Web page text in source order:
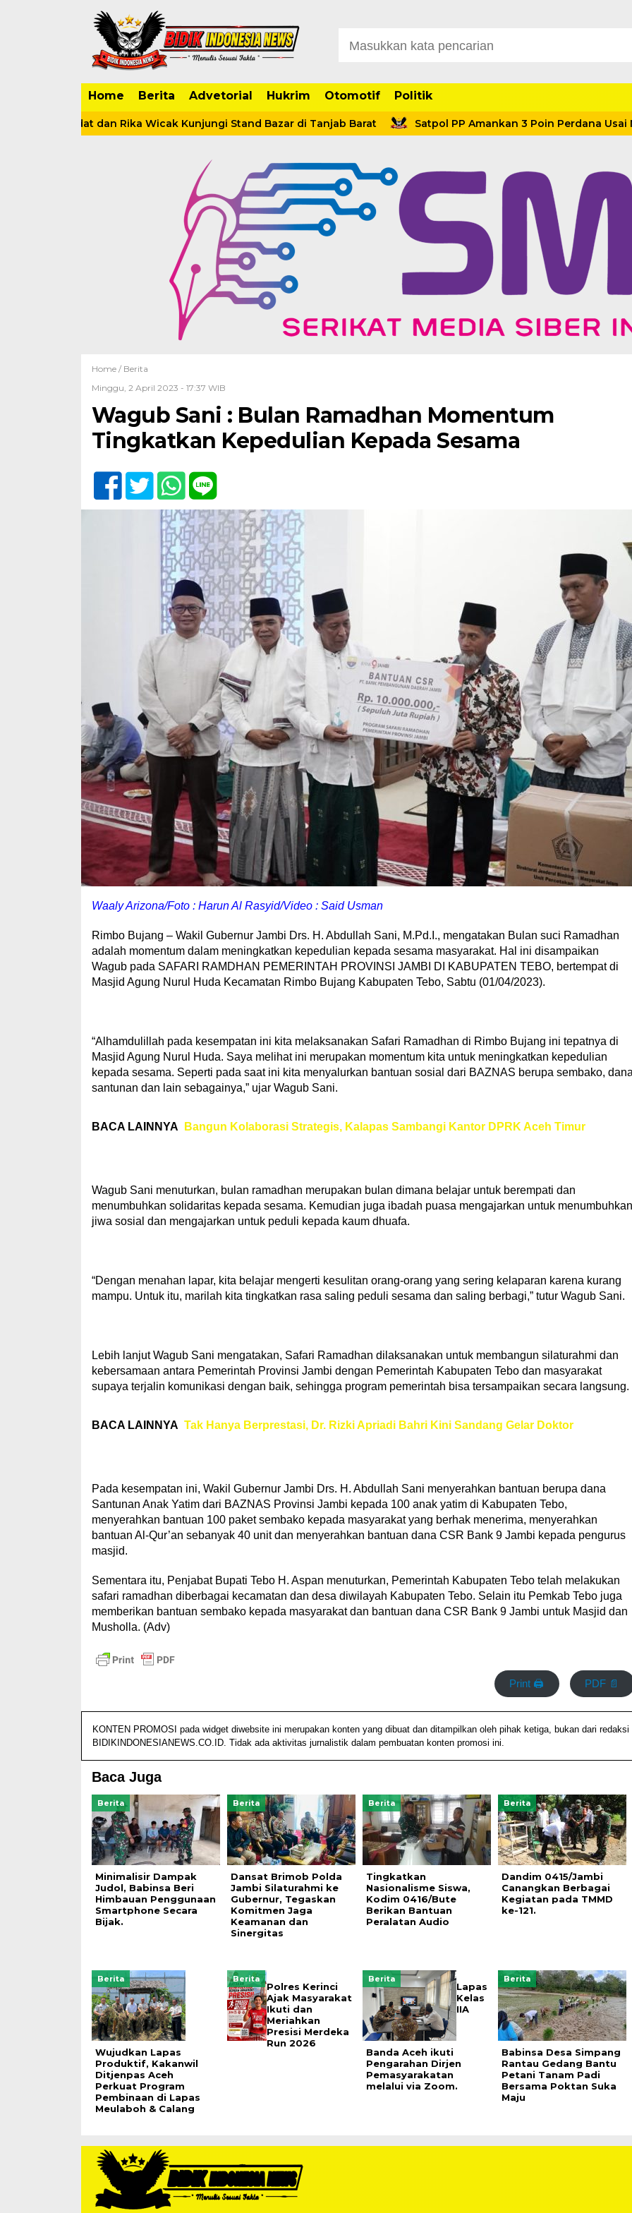
Home Berita Advetorial Hukrim Otomotif Politik
Sadat dan Rika Wicak Kunjungi Stand Bazar di Tanjab Barat Satpol PP Amankan 3 Poin Perdana Usai
Home / Berita
Minggu, 2 April 2023 - 17:37 WIB
Wagub Sani : Bulan Ramadhan Momentum
Tingkatkan Kepedulian Kepada Sesama
Waaly Arizona/Foto : Harun Al Rasyid/Video : Said Usman
Rimbo Bujang – Wakil Gubernur Jambi Drs. H. Abdullah Sani, M.Pd.I., mengatakan Bulan suci Ramadhan
adalah momentum dalam meningkatkan kepedulian kepada sesama masyarakat. Hal ini disampaikan
Wagub pada SAFARI RAMDHAN PEMERINTAH PROVINSI JAMBI DI KABUPATEN TEBO, bertempat di
Masjid Agung Nurul Huda Kecamatan Rimbo Bujang Kabupaten Tebo, Sabtu (01/04/2023).
“Alhamdulillah pada kesempatan ini kita melaksanakan Safari Ramadhan di Rimbo Bujang ini tepatnya di
Masjid Agung Nurul Huda. Saya melihat ini merupakan momentum kita untuk meningkatkan kepedulian
kepada sesama. Seperti pada saat ini kita menyalurkan bantuan sosial dari BAZNAS berupa sembako,
santunan dan lain sebagainya,” ujar Wagub Sani.
BACA LAINNYA Bangun Kolaborasi Strategis, Kalapas Sambangi Kantor DPRK Aceh Timur
Wagub Sani menuturkan, bulan ramadhan merupakan bulan dimana belajar untuk berempati dan
menumbuhkan solidaritas kepada sesama. Kemudian juga ibadah puasa mengajarkan untuk menumbuhkan
jiwa sosial dan mengajarkan untuk peduli kepada kaum dhuafa.
“Dengan menahan lapar, kita belajar mengerti kesulitan orang-orang yang sering kelaparan karena kurang
mampu. Untuk itu, marilah kita tingkatkan rasa saling peduli sesama dan saling berbagi,” tutur Wagub Sani.
Lebih lanjut Wagub Sani mengatakan, Safari Ramadhan dilaksanakan untuk membangun silaturahmi dan
kebersamaan antara Pemerintah Provinsi Jambi dengan Pemerintah Kabupaten Tebo dan masyarakat
supaya terjalin komunikasi dengan baik, sehingga program pemerintah bisa tersampaikan secara langsung.
BACA LAINNYA Tak Hanya Berprestasi, Dr. Rizki Apriadi Bahri Kini Sandang Gelar Doktor
Pada kesempatan ini, Wakil Gubernur Jambi Drs. H. Abdullah Sani menyerahkan bantuan berupa dana
Santunan Anak Yatim dari BAZNAS Provinsi Jambi kepada 100 anak yatim di Kabupaten Tebo,
menyerahkan bantuan 100 paket sembako kepada masyarakat yang berhak menerima, menyerahkan
bantuan Al-Qur’an sebanyak 40 unit dan menyerahkan bantuan dana CSR Bank 9 Jambi kepada pengurus
masjid.
Sementara itu, Penjabat Bupati Tebo H. Aspan menuturkan, Pemerintah Kabupaten Tebo telah melakukan
safari ramadhan diberbagai kecamatan dan desa diwilayah Kabupaten Tebo. Selain itu Pemkab Tebo juga
memberikan bantuan sembako kepada masyarakat dan bantuan dana CSR Bank 9 Jambi untuk Masjid dan
Musholla. (Adv)
Print 🖨 PDF 📄
KONTEN PROMOSI pada widget diwebsite ini merupakan konten yang dibuat dan ditampilkan oleh pihak ketiga, bukan dari redaksi
BIDIKINDONESIANEWS.CO.ID. Tidak ada aktivitas jurnalistik dalam pembuatan konten promosi ini.
Baca Juga
Berita
Minimalisir Dampak
Judol, Babinsa Beri
Himbauan Penggunaan
Smartphone Secara
Bijak.
Berita
Dansat Brimob Polda
Jambi Silaturahmi ke
Gubernur, Tegaskan
Komitmen Jaga
Keamanan dan
Sinergitas
Berita
Tingkatkan
Nasionalisme Siswa,
Kodim 0416/Bute
Berikan Bantuan
Peralatan Audio
Berita
Dandim 0415/Jambi
Canangkan Berbagai
Kegiatan pada TMMD
ke-121.
Berita
Wujudkan Lapas
Produktif, Kakanwil
Ditjenpas Aceh
Perkuat Program
Pembinaan di Lapas
Meulaboh & Calang
Berita
Polres Kerinci
Ajak Masyarakat
Ikuti dan
Meriahkan
Presisi Merdeka
Run 2026
Berita
Lapas
Kelas
IIA
Banda Aceh ikuti
Pengarahan Dirjen
Pemasyarakatan
melalui via Zoom.
Berita
Babinsa Desa Simpang
Rantau Gedang Bantu
Petani Tanam Padi
Bersama Poktan Suka
Maju